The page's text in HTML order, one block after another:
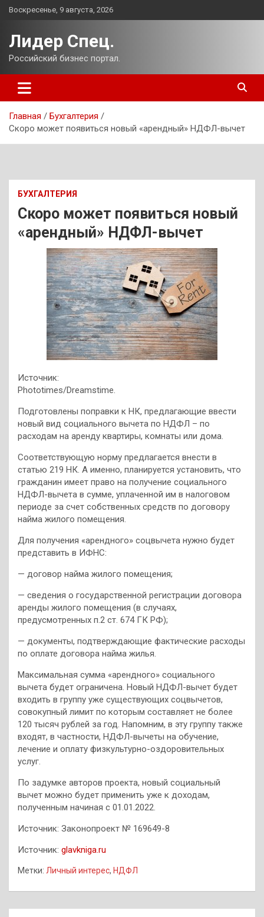
Перейти
Воскресенье, 9 августа, 2026
Лидер Спец.
Российский бизнес портал.
Главная
Бухгалтерия
Скоро может появиться новый «арендный» НДФЛ-вычет
БУХГАЛТЕРИЯ
Скоро может появиться новый
«арендный» НДФЛ-вычет
Источник:
Phototimes/Dreamstime.
Подготовлены поправки к НК, предлагающие ввести
новый вид социального вычета по НДФЛ – по
расходам на аренду квартиры, комнаты или дома.
Соответствующую норму предлагается внести в
статью 219 НК. А именно, планируется установить, что
гражданин имеет право на получение социального
НДФЛ-вычета в сумме, уплаченной им в налоговом
периоде за счет собственных средств по договору
найма жилого помещения.
Для получения «арендного» соцвычета нужно будет
представить в ИФНС:
— договор найма жилого помещения;
— сведения о государственной регистрации договора
аренды жилого помещения (в случаях,
предусмотренных п.2 ст. 674 ГК РФ);
— документы, подтверждающие фактические расходы
по оплате договора найма жилья.
Максимальная сумма «арендного» социального
вычета будет ограничена. Новый НДФЛ-вычет будет
входить в группу уже существующих соцвычетов,
совокупный лимит по которым составляет не более
120 тысяч рублей за год. Напомним, в эту группу также
входят, в частности, НДФЛ-вычеты на обучение,
лечение и оплату физкультурно-оздоровительных
услуг.
По задумке авторов проекта, новый социальный
вычет можно будет применить уже к доходам,
полученным начиная с 01.01.2022.
Источник: Законопроект № 169649-8
Источник: glavkniga.ru
Метки: Личный интерес, НДФЛ